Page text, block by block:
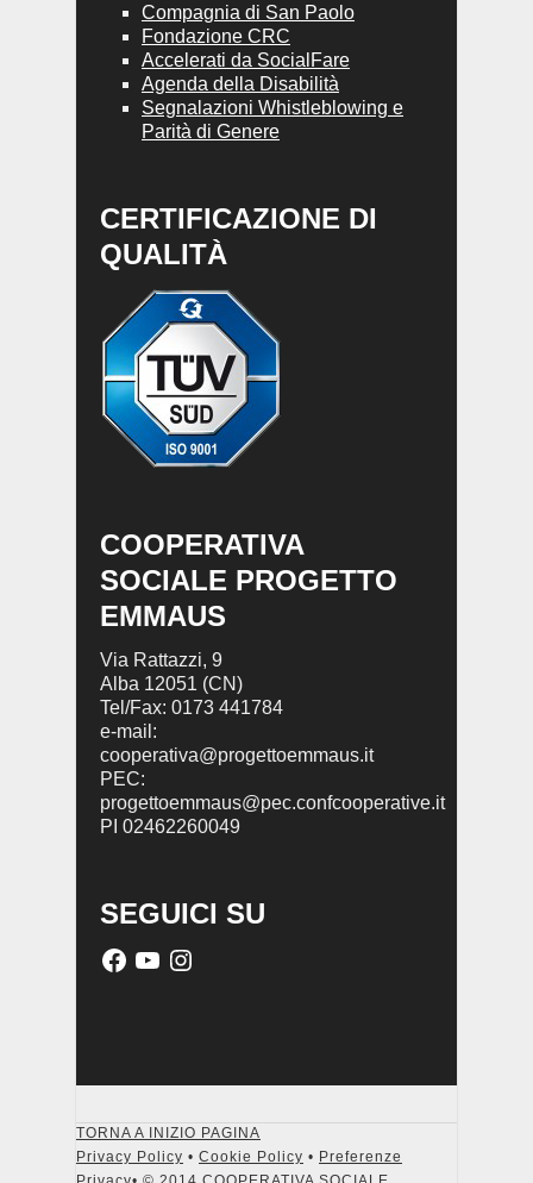
Compagnia di San Paolo
Fondazione CRC
Accelerati da SocialFare
Agenda della Disabilità
Segnalazioni Whistleblowing e
Parità di Genere
CERTIFICAZIONE DI
QUALITÀ
COOPERATIVA
SOCIALE PROGETTO
EMMAUS
Via Rattazzi, 9
Alba 12051 (CN)
Tel/Fax: 0173 441784
e-mail:
cooperativa@progettoemmaus.it
PEC:
progettoemmaus@pec.confcooperative.it
PI 02462260049
SEGUICI SU
TORNA A INIZIO PAGINA
Privacy Policy • Cookie Policy • Preferenze